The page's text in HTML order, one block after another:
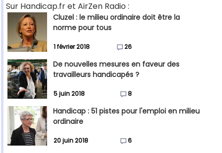
Sur Handicap.fr et AirZen Radio :
Cluzel : le milieu ordinaire doit être la
norme pour tous
1 février 2018 26
De nouvelles mesures en faveur des
travailleurs handicapés ?
5 juin 2018 8
Handicap : 51 pistes pour l'emploi en milieu
ordinaire
20 juin 2018 6